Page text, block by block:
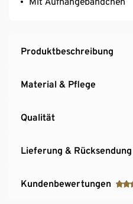
Produktbeschreibung
Material & Pflege
Qualität
Lieferung & Rücksendung
Kundenbewertungen